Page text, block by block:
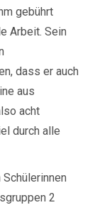
gebührt
Arbeit. Sein
dass er auch
aus
acht
durch alle
2